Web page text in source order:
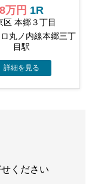
8万円 1R
区 本郷３丁目
丸ノ内線本郷三丁
目駅
ください